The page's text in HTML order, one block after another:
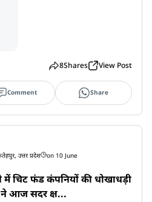
8Shares View Post
Comment Share
उत्तर प्रदेश on 10 June
में चिट फंड कंपनियों की धोखाधड़ी
ने आज सदर क्ष...